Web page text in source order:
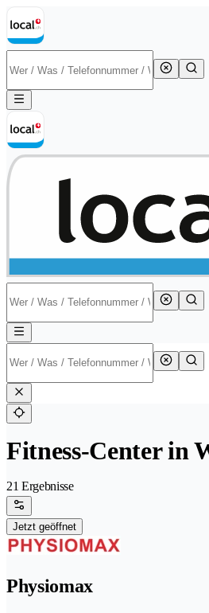
Fitness-Center in
21 Ergebnisse
Jetzt geöffnet
Physiomax